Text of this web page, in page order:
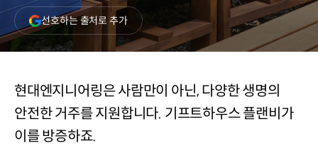
선호하는 출처로 추가(새
창
열림)
현대엔지니어링은 사람만이 아닌, 다양한 생명의
안전한 거주를 지원합니다. 기프트하우스 플랜비가
이를 방증하죠.